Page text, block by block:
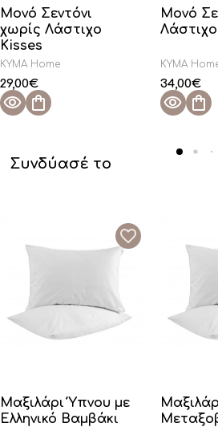
Μονό Σεντόνι
χωρίς Λάστιχο
Kisses
KYMA Home
29,00€
Μονό
KYMA
34,00€
Συνδύασέ το
Μαξιλάρι Ύπνου με
Ελληνικό Βαμβάκι